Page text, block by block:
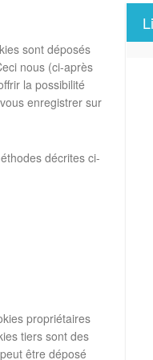
sont déposés
nous (ci-après
la possibilité
enregistrer sur
décrites ci-
propriétaires
tiers sont des
être déposé